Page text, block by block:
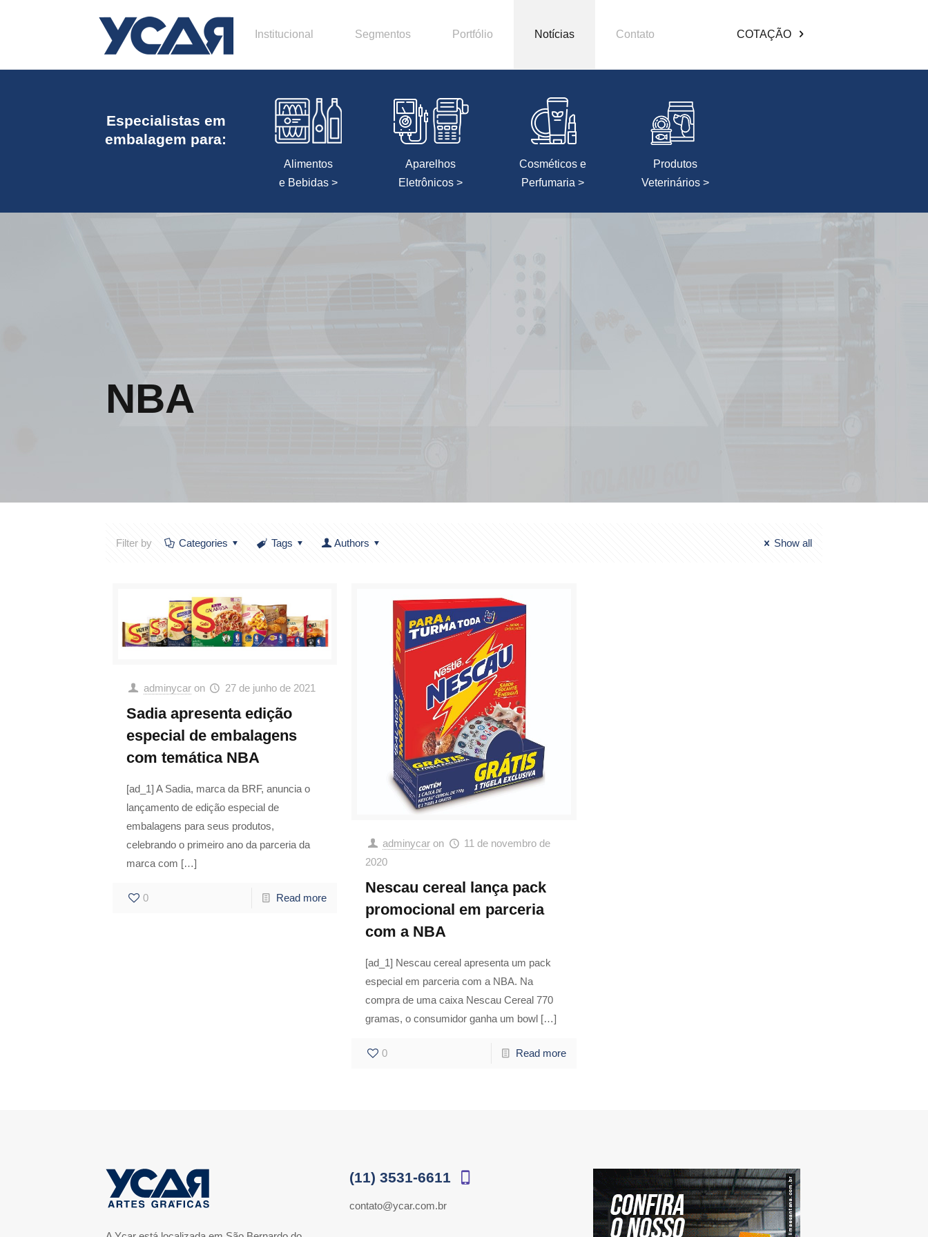
Institucional Segmentos Portfólio Notícias Contato COTAÇÃO
Especialistas em
embalagem para:
Alimentos
e Bebidas >
Aparelhos
Eletrônicos >
Cosméticos e
Perfumaria >
Produtos
Veterinários >
NBA
Filter by Categories Tags Authors Show all
adminycar on 27 de junho de 2021
Sadia apresenta edição
especial de embalagens
com temática NBA
[ad_1] A Sadia, marca da BRF, anuncia o
lançamento de edição especial de
embalagens para seus produtos,
celebrando o primeiro ano da parceria da
marca com […]
0 Read more
adminycar on
11 de novembro de
2020
Nescau cereal lança pack
promocional em parceria
com a NBA
[ad_1] Nescau cereal apresenta um pack
especial em parceria com a NBA. Na
compra de uma caixa Nescau Cereal 770
gramas, o consumidor ganha um bowl […]
0 Read more
(11) 3531-6611
contato@ycar.com.br